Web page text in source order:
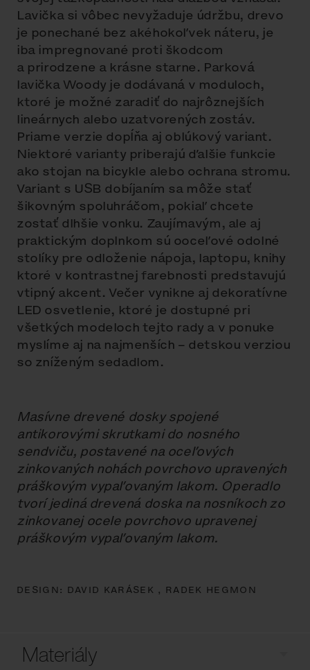
Lavička si vôbec nevyžaduje údržbu, drevo
je ponechané bez akéhokoľvek náteru, je
iba impregnované proti škodcom
a prirodzene a krásne starne. Parková
lavička Woody je dodávaná v moduloch,
ktoré je možné zaradiť do najrôznejších
lineárnych alebo uzatvorených zostáv.
Priame verzie dopĺňa aj oblúkový variant.
Niektoré varianty priberajú ďalšie funkcie
ako stojan na bicykle alebo ochrana stromu.
Variant s USB dobíjaním sa môže stať
šikovným spoluhráčom, pokiaľ chcete
zostať dlhšie vonku. Zaujímavým, ale aj
praktickým doplnkom sú ooceľové odolné
stolíky pre odloženie nápoja, laptopu, knihy
ktoré v kontrastnej farebnosti predstavujú
vtipný akcent. Večer vynikne aj dekoratívne
LED osvetlenie, ktoré je dostupné pri
všetkých modeloch tejto rady a v ponuke
myslíme aj na najmenších – detskou verziou
so zníženým sedadlom.
Masívne drevené dosky spojené
antikorovými skrutkami do nosného
sendviču, postavené na oceľových
zinkovaných nohách povrchovo upravených
práškovým vypaľovaným lakom. Operadlo
tvorí jediná drevená doska na nosníkoch zo
zinkovanej ocele povrchovo upravenej
práškovým vypaľovaným lakom.
DESIGN: DAVID KARÁSEK , RADEK HEGMON
Materiály